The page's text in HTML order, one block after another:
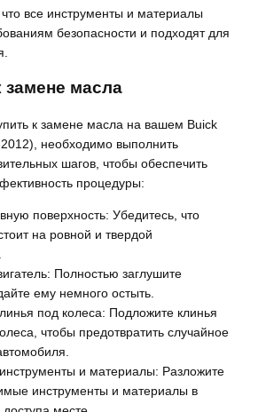
все инструменты и материалы
безопасности и подходят для
замене масла
к замене масла на вашем Buick
необходимо выполнить
шагов, чтобы обеспечить
процедуры:
поверхность: Убедитесь, что
на ровной и твердой
Полностью заглушите
ему немного остыть.
под колеса: Подложите клинья
чтобы предотвратить случайное
инструменты и материалы: Разложите
инструменты и материалы в